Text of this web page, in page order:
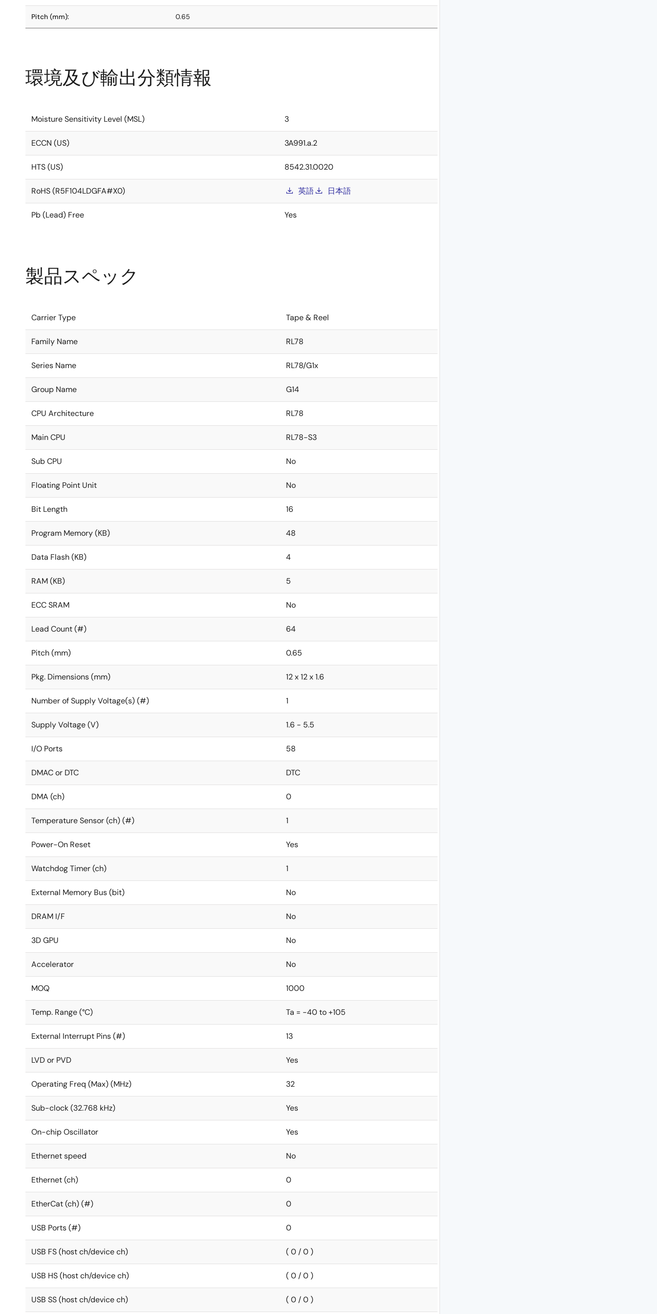
Pitch (mm): 0.65
環境及び輸出分類情報
Moisture Sensitivity Level (MSL) 3
ECCN (US) 3A991.a.2
HTS (US) 8542.31.0020
RoHS (R5F104LDGFA#X0) 英語 日本語
Pb (Lead) Free Yes
製品スペック
Carrier Type Tape & Reel
Family Name RL78
Series Name RL78/G1x
Group Name G14
CPU Architecture RL78
Main CPU RL78-S3
Sub CPU No
Floating Point Unit No
Bit Length 16
Program Memory (KB) 48
Data Flash (KB) 4
RAM (KB) 5
ECC SRAM No
Lead Count (#) 64
Pitch (mm) 0.65
Pkg. Dimensions (mm) 12 x 12 x 1.6
Number of Supply Voltage(s) (#) 1
Supply Voltage (V) 1.6 - 5.5
I/O Ports 58
DMAC or DTC DTC
DMA (ch) 0
Temperature Sensor (ch) (#) 1
Power-On Reset Yes
Watchdog Timer (ch) 1
External Memory Bus (bit) No
DRAM I/F No
3D GPU No
Accelerator No
MOQ 1000
Temp. Range (°C) Ta = -40 to +105
External Interrupt Pins (#) 13
LVD or PVD Yes
Operating Freq (Max) (MHz) 32
Sub-clock (32.768 kHz) Yes
On-chip Oscillator Yes
Ethernet speed No
Ethernet (ch) 0
EtherCat (ch) (#) 0
USB Ports (#) 0
USB FS (host ch/device ch) ( 0 / 0 )
USB HS (host ch/device ch) ( 0 / 0 )
USB SS (host ch/device ch) ( 0 / 0 )